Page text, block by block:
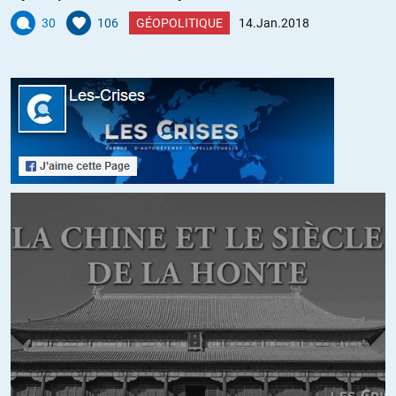
+2
Christian Gedeon// 17.01.2018 à 18h36
Lieu d’émancipation,donc. OK. Mais elle ne peut l’être que si on
apprend d’abord aux écoliers à lire écrire et compter,et peut être
meme,oh opinion réactionnaire,un peu de patriotisme et
redoutable,veut aujourd’hui lancer les enfants sur les pistes
noires avant de leur avoir appris à chausser des skis…et veut
faire de ce lieu sacré un espace d’apprentissage « ludique ». La
vie n’est pas ludique,et c’est un crime de la faire croire aux
écoliers,qui sont tout à fait capables de prendre la mesure des
choses.
+2
30 106 GÉOPOLITIQUE 14.Jan.2018